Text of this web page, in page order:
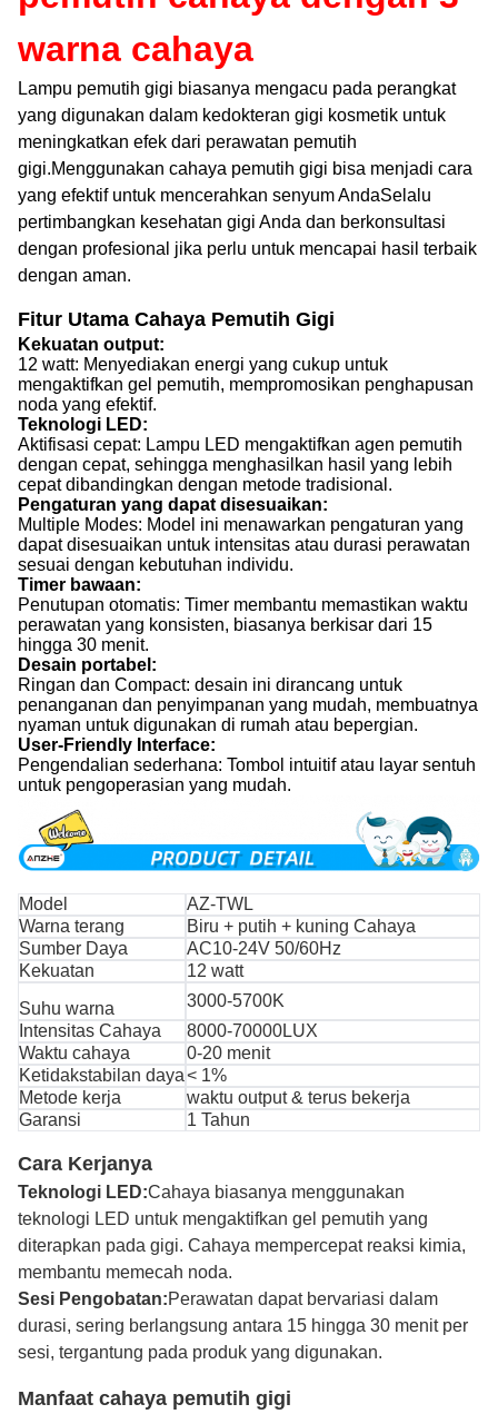
warna cahaya
Lampu pemutih gigi biasanya mengacu pada perangkat
yang digunakan dalam kedokteran gigi kosmetik untuk
meningkatkan efek dari perawatan pemutih
gigi.Menggunakan cahaya pemutih gigi bisa menjadi cara
yang efektif untuk mencerahkan senyum AndaSelalu
pertimbangkan kesehatan gigi Anda dan berkonsultasi
dengan profesional jika perlu untuk mencapai hasil terbaik
dengan aman.
Fitur Utama Cahaya Pemutih Gigi
Kekuatan output:
12 watt: Menyediakan energi yang cukup untuk
mengaktifkan gel pemutih, mempromosikan penghapusan
noda yang efektif.
Teknologi LED:
Aktifisasi cepat: Lampu LED mengaktifkan agen pemutih
dengan cepat, sehingga menghasilkan hasil yang lebih
cepat dibandingkan dengan metode tradisional.
Pengaturan yang dapat disesuaikan:
Multiple Modes: Model ini menawarkan pengaturan yang
dapat disesuaikan untuk intensitas atau durasi perawatan
sesuai dengan kebutuhan individu.
Timer bawaan:
Penutupan otomatis: Timer membantu memastikan waktu
perawatan yang konsisten, biasanya berkisar dari 15
hingga 30 menit.
Desain portabel:
Ringan dan Compact: desain ini dirancang untuk
penanganan dan penyimpanan yang mudah, membuatnya
nyaman untuk digunakan di rumah atau bepergian.
User-Friendly Interface:
Pengendalian sederhana: Tombol intuitif atau layar sentuh
untuk pengoperasian yang mudah.
Model
AZ-TWL
Warna terang
Biru + putih + kuning Cahaya
Sumber Daya
AC10-24V 50/60Hz
Kekuatan
12 watt
Suhu warna
3000-5700K
Intensitas Cahaya
8000-70000LUX
Waktu cahaya
0-20 menit
Ketidakstabilan daya< 1%
Metode kerja
waktu output & terus bekerja
Garansi
1 Tahun
Cara Kerjanya
Teknologi LED:Cahaya biasanya menggunakan
teknologi LED untuk mengaktifkan gel pemutih yang
diterapkan pada gigi. Cahaya mempercepat reaksi kimia,
membantu memecah noda.
Sesi Pengobatan:Perawatan dapat bervariasi dalam
durasi, sering berlangsung antara 15 hingga 30 menit per
sesi, tergantung pada produk yang digunakan.
Manfaat cahaya pemutih gigi